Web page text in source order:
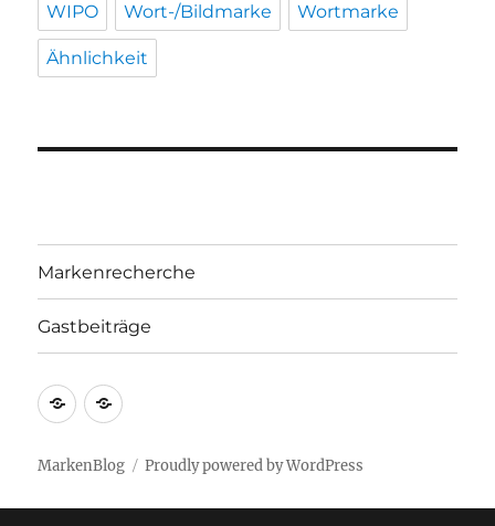
WIPO Wort-/Bildmarke Wortmarke
Ähnlichkeit
Markenrecherche
Gastbeiträge
Markenrecherche
Gastbeiträge
MarkenBlog Proudly powered by WordPress